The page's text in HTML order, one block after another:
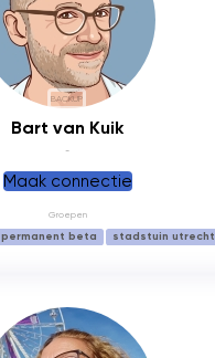
BACKUP
Bart van Kuik
-
Maak connectie
Groepen
permanent beta stadstuin utrecht